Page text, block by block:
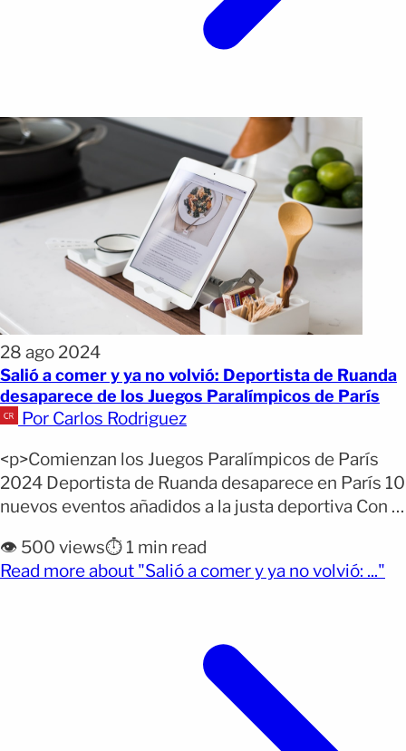
28 ago 2024
Salió a comer y ya no volvió: Deportista de Ruanda
desaparece de los Juegos Paralímpicos de París
Por Carlos Rodriguez
<p>Comienzan los Juegos Paralímpicos de París
2024 Deportista de Ruanda desaparece en París 10
nuevos eventos añadidos a la justa deportiva Con la
28 de agosto comenzaron los Juegos Paralímpicos
de París 2024. Durante 11 días, competirán por 549
👁️ 500 views⏱️ 1 min read
Read more about "Salió a comer y ya no volvió: ..."